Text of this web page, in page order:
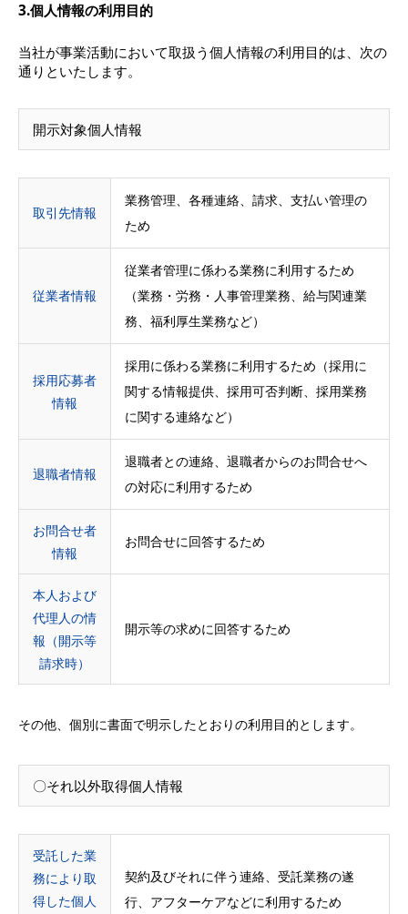
3.個人情報の利用目的
当社が事業活動において取扱う個人情報の利用目的は、次の
通りといたします。
開示対象個人情報
取引先情報
業務管理、各種連絡、請求、支払い管理の
ため
従業者情報
従業者管理に係わる業務に利用するため
（業務・労務・人事管理業務、給与関連業
務、福利厚生業務など）
採用応募者
情報
採用に係わる業務に利用するため（採用に
関する情報提供、採用可否判断、採用業務
に関する連絡など）
退職者情報
退職者との連絡、退職者からのお問合せへ
の対応に利用するため
お問合せ者
情報
お問合せに回答するため
本人および
代理人の情
報（開示等
請求時）
開示等の求めに回答するため
その他、個別に書面で明示したとおりの利用目的とします。
〇それ以外取得個人情報
受託した業
務により取
得した個人
契約及びそれに伴う連絡、受託業務の遂
行、アフターケアなどに利用するため